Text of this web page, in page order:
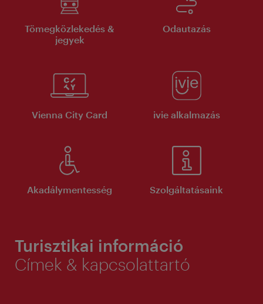
Tömegközlekedés &
jegyek
Odautazás
Vienna City Card ivie alkalmazás
Akadálymentesség Szolgáltatásaink
Turisztikai információ
Címek & kapcsolattartó